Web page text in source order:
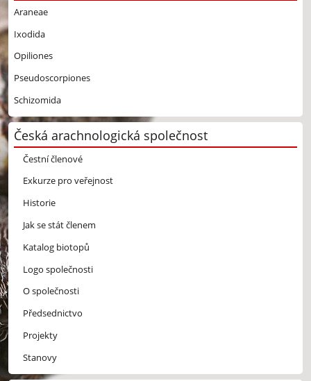
Araneae
Ixodida
Opiliones
Pseudoscorpiones
Schizomida
Česká arachnologická společnost
Čestní členové
Exkurze pro veřejnost
Historie
Jak se stát členem
Katalog biotopů
Logo společnosti
O společnosti
Předsednictvo
Projekty
Stanovy